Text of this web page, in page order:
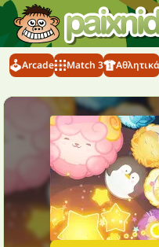
Arcade Match 3 Αθλητικά